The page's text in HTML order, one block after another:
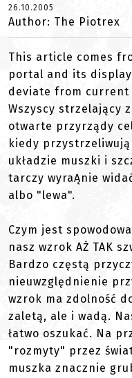
26.10.2005
Author: The Piotrex
This article comes
portal and its
deviate from current
Wszyscy strzelający
otwarte przyrządy
kiedy
układzie muszki i
tarczy wyraĄnie
albo "lewa".
Czym jest
nasz wzrok AŻ TAK
Bardzo częstą
nieuwzględnienie
wzrok ma zdolność
zaletą, ale i wadą.
łatwo oszukać. Na
"rozmyty" przez
muszka znacznie